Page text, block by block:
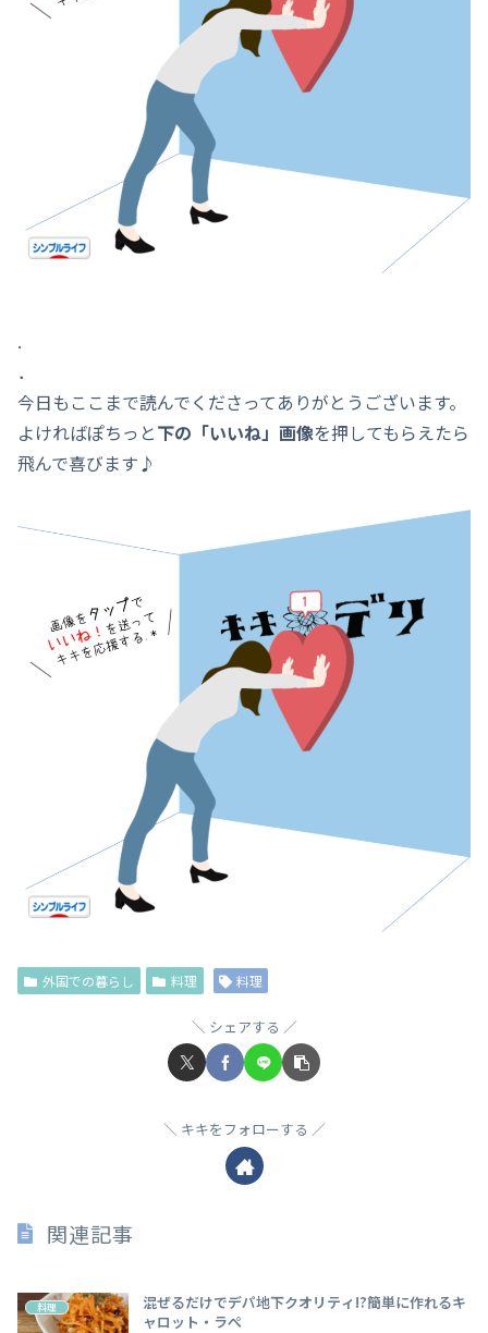
.
．
今日もここまで読んでくださってありがとうございます。
よければぽちっと下の「いいね」画像を押してもらえたら
飛んで喜びます♪
外国での暮らし 料理 料理
シェアする
キキをフォローする
関連記事
料理
混ぜるだけでデパ地下クオリティ!?簡単に作れるキ
ャロット・ラぺ